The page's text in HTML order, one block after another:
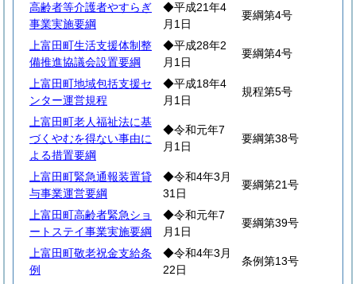
高齢者等介護者やすらぎ
事業実施要綱
◆平成21年4
月1日
要綱第4号
上富田町生活支援体制整
備推進協議会設置要綱
◆平成28年2
月1日
要綱第4号
上富田町地域包括支援セ
ンター運営規程
◆平成18年4
月1日
規程第5号
上富田町老人福祉法に基
づくやむを得ない事由に
よる措置要綱
◆令和元年7
月1日
要綱第38号
上富田町緊急通報装置貸
与事業運営要綱
◆令和4年3月
31日
要綱第21号
上富田町高齢者緊急ショ
ートステイ事業実施要綱
◆令和元年7
月1日
要綱第39号
上富田町敬老祝金支給条
例
◆令和4年3月
22日
条例第13号